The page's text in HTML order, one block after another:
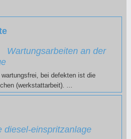
Wartungsarbeiten an der
bei defekten ist die
(werkstattarbeit). ...
diesel-einspritzanlage